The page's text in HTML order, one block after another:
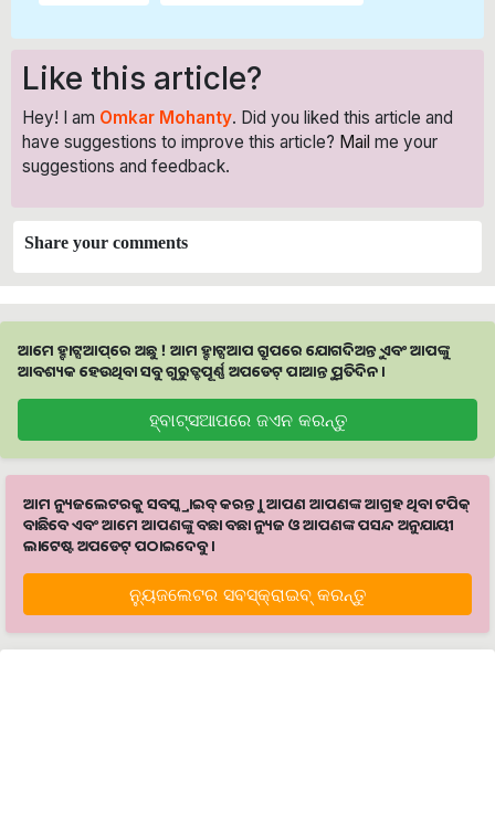
Like this article?
Hey! I am Omkar Mohanty. Did you liked this article and
have suggestions to improve this article? Mail me your
suggestions and feedback.
Share your comments
ଆମେ ହ୍ବାଟ୍ସଆପ୍‌ରେ ଅଛୁ ! ଆମ ହ୍ବାଟ୍ସଆପ ଗ୍ରୁପରେ ଯୋଗଦିଅନ୍ତୁ ଏବଂ ଆପଙ୍କୁ
ଆବଶ୍ୟକ ହେଉଥିବା ସବୁ ଗୁରୁତ୍ବପୂର୍ଣ୍ଣ ଅପଡେଟ୍‌ ପାଆନ୍ତୁ ପ୍ରତିଦିନ ।
ହ୍ବାଟ୍ସଆପରେ ଜଏନ କରନ୍ତୁ
ଆମ ନ୍ୟୁଜଲେଟରକୁ ସବସ୍କ୍ରାଇବ୍ କରନ୍ତୁ । ଆପଣ ଆପଣଙ୍କ ଆଗ୍ରହ ଥିବା ଟପିକ୍‌
ବାଛିବେ ଏବଂ ଆମେ ଆପଣଙ୍କୁ ବଛା ବଛା ନ୍ୟୁଜ ଓ ଆପଣଙ୍କ ପସନ୍ଦ ଅନୁଯାୟୀ
ଲାଟେଷ୍ଟ ଅପଡେଟ୍‌ ପଠାଇଦେବୁ ।
ନ୍ୟୁଜଲେଟର ସବସ୍କ୍ରାଇବ୍‌ କରନ୍ତୁ